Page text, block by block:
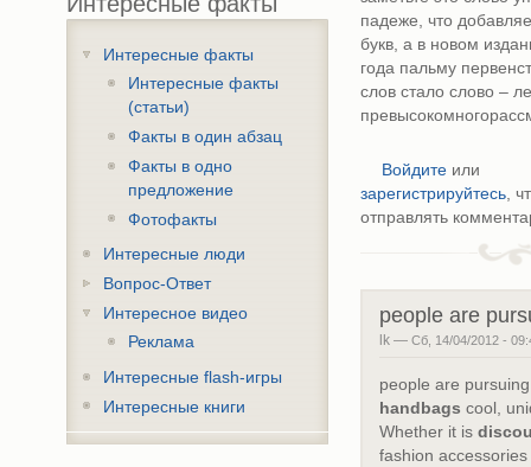
Интересные факты
Интересные факты
(статьи)
Факты в один абзац
Факты в одно
предложение
Фотофакты
Интересные люди
Вопрос-Ответ
Интересное видео
Реклама
Интересные flash-игры
Интересные книги
падеже, что
букв, а в новом
года пальму
слов стало слово –
Войдите или
зарегистрируйтесь,
отправлять
people are
lk — Сб, 14/04/2012 -
people are
handbags cool,
Whether it is
fashion